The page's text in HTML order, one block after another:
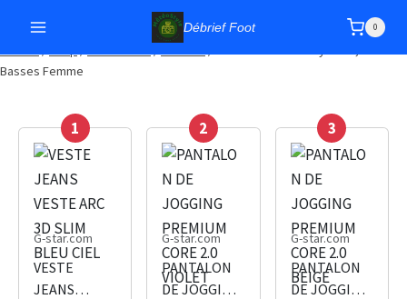
Débrief Foot 0
Basses Femme
1
G-star.com
VESTE
JEANS
2
G-star.com
PANTALON
DE JOGGING
3
G-star.com
PANTALON
DE JOGGING